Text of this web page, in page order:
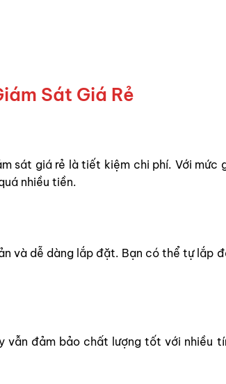
Sát Giá Rẻ
sát giá rẻ là tiết kiệm chi phí. Với mức
nhiều tiền.
và dễ dàng lắp đặt. Bạn có thể tự lắp
vẫn đảm bảo chất lượng tốt với nhiều